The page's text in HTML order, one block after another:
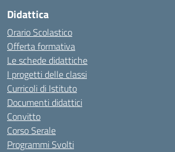
Didattica
Orario Scolastico
Offerta formativa
Le schede didattiche
I progetti delle classi
Curricoli di Istituto
Documenti didattici
Convitto
Corso Serale
Programmi Svolti